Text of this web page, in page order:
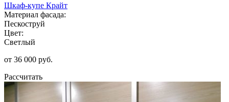
Шкаф-купе Крайт
Материал фасада:
Пескоструй
Цвет:
Светлый
от 36 000 руб.
Рассчитать